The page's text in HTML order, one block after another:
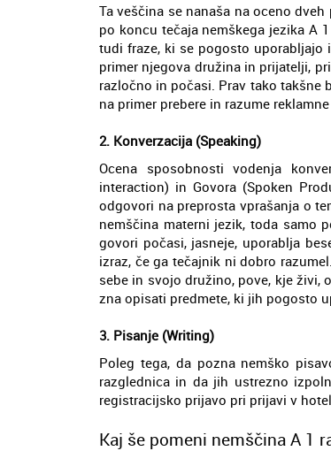
Ta veščina se nanaša na oceno
po koncu tečaja nemškega jezika A
tudi fraze, ki se pogosto uporabljajo
primer njegova družina in prijatelji,
razločno in počasi. Prav tako takšne
na primer prebere in razume
2. Konverzacija (Speaking)
Ocena sposobnosti vodenja
interaction) in Govora (Spoken
odgovori na preprosta vprašanja o
nemščina materni jezik, toda samo
govori počasi, jasneje, uporablja
izraz, če ga tečajnik ni dobro
sebe in svojo družino, pove, kje
zna opisati predmete, ki jih pogosto
3. Pisanje (Writing)
Poleg tega, da pozna nemško
razglednica in da jih ustrezno
registracijsko prijavo pri prijavi v
Kaj še pomeni nemščina A 1